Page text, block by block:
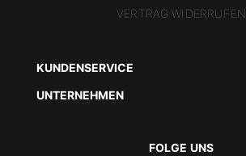
VERTRAG WIDERRUFEN
KUNDENSERVICE
UNTERNEHMEN
FOLGE UNS